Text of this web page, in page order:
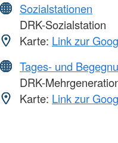
Sozialstationen
DRK-Sozialstation
Karte: Link zur
Tages- und
DRK-
Karte: Link zur